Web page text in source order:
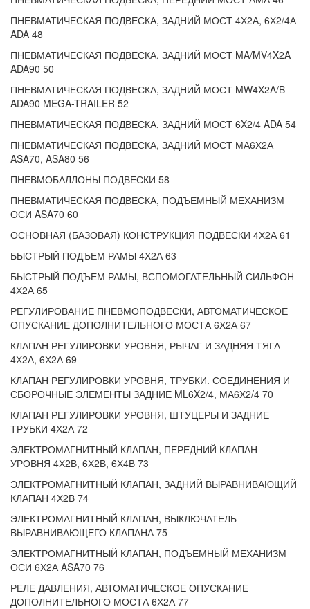
ПНЕВМАТИЧЕСКАЯ ПОДВЕСКА, ЗАДНИЙ МОСТ 4Х2А, 6Х2/4А
ADA 48
ПНЕВМАТИЧЕСКАЯ ПОДВЕСКА, ЗАДНИЙ МОСТ MA/MV4X2A
ADA90 50
ПНЕВМАТИЧЕСКАЯ ПОДВЕСКА, ЗАДНИЙ МОСТ MW4X2A/B
ADA90 MEGA-TRAILER 52
ПНЕВМАТИЧЕСКАЯ ПОДВЕСКА, ЗАДНИЙ МОСТ 6X2/4 ADA 54
ПНЕВМАТИЧЕСКАЯ ПОДВЕСКА, ЗАДНИЙ МОСТ МА6Х2А
ASA70, ASA80 56
ПНЕВМОБАЛЛОНЫ ПОДВЕСКИ 58
ПНЕВМАТИЧЕСКАЯ ПОДВЕСКА, ПОДЪЕМНЫЙ МЕХАНИЗМ
ОСИ ASA70 60
ОСНОВНАЯ (БАЗОВАЯ) КОНСТРУКЦИЯ ПОДВЕСКИ 4Х2А 61
БЫСТРЫЙ ПОДЪЕМ РАМЫ 4Х2А 63
БЫСТРЫЙ ПОДЪЕМ РАМЫ, ВСПОМОГАТЕЛЬНЫЙ СИЛЬФОН
4Х2А 65
РЕГУЛИРОВАНИЕ ПНЕВМОПОДВЕСКИ, АВТОМАТИЧЕСКОЕ
ОПУСКАНИЕ ДОПОЛНИТЕЛЬНОГО МОСТА 6Х2А 67
КЛАПАН РЕГУЛИРОВКИ УРОВНЯ, РЫЧАГ И ЗАДНЯЯ ТЯГА
4Х2А, 6Х2А 69
КЛАПАН РЕГУЛИРОВКИ УРОВНЯ, ТРУБКИ. СОЕДИНЕНИЯ И
СБОРОЧНЫЕ ЭЛЕМЕНТЫ ЗАДНИЕ ML6X2/4, МА6Х2/4 70
КЛАПАН РЕГУЛИРОВКИ УРОВНЯ, ШТУЦЕРЫ И ЗАДНИЕ
ТРУБКИ 4Х2А 72
ЭЛЕКТРОМАГНИТНЫЙ КЛАПАН, ПЕРЕДНИЙ КЛАПАН
УРОВНЯ 4Х2В, 6Х2В, 6Х4В 73
ЭЛЕКТРОМАГНИТНЫЙ КЛАПАН, ЗАДНИЙ ВЫРАВНИВАЮЩИЙ
КЛАПАН 4Х2В 74
ЭЛЕКТРОМАГНИТНЫЙ КЛАПАН, ВЫКЛЮЧАТЕЛЬ
ВЫРАВНИВАЮЩЕГО КЛАПАНА 75
ЭЛЕКТРОМАГНИТНЫЙ КЛАПАН, ПОДЪЕМНЫЙ МЕХАНИЗМ
ОСИ 6Х2А ASA70 76
РЕЛЕ ДАВЛЕНИЯ, АВТОМАТИЧЕСКОЕ ОПУСКАНИЕ
ДОПОЛНИТЕЛЬНОГО МОСТА 6Х2А 77